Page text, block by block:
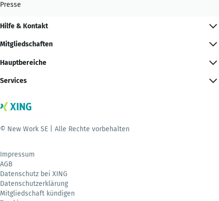
Presse
Hilfe & Kontakt
Mitgliedschaften
Hauptbereiche
Services
© New Work SE | Alle Rechte vorbehalten
Impressum
AGB
Datenschutz bei XING
Datenschutzerklärung
Mitgliedschaft kündigen